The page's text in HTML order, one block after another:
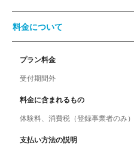
料金について
プラン料金
受付期間外
料金に含まれるもの
体験料、消費税（登録事業者のみ）
支払い方法の説明